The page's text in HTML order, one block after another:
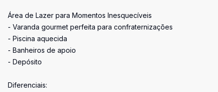
Área de Lazer para Momentos Inesquecíveis
- Varanda gourmet perfeita para confraternizações
- Piscina aquecida
- Banheiros de apoio
- Depósito
Diferenciais: